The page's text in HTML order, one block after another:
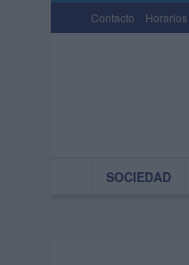
Contacto
SOCIEDAD